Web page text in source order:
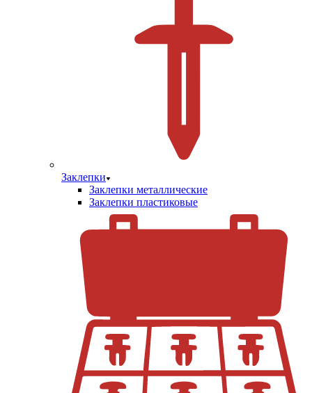
Заклепки
Заклепки металлические
Заклепки пластиковые